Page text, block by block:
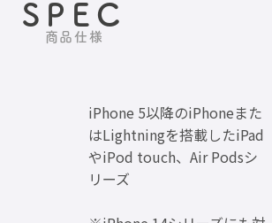
SPEC
商品仕様
iPhone 5以降のiPhoneまた
はLightningを搭載したiPad
やiPod touch、Air Podsシ
リーズ